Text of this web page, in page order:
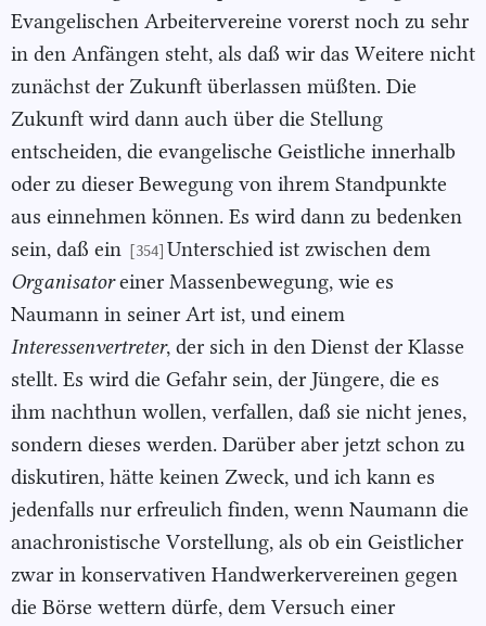
Evangelischen Arbeitervereine vorerst noch zu sehr
in den Anfängen steht, als daß wir das Weitere nicht
zunächst der Zukunft überlassen müßten. Die
Zukunft wird dann auch über die Stellung
entscheiden, die evangelische Geistliche innerhalb
oder zu dieser Bewegung von ihrem Standpunkte
aus einnehmen können. Es wird dann zu bedenken
sein, daß ein [354] Unterschied ist zwischen dem
Organisatoreiner Massenbewegung, wie es
Naumann in seiner Art ist, und einem
Interessenvertreter, der sich in den Dienst der Klasse
stellt. Es wird die Gefahr sein, der Jüngere, die es
ihm nachthun wollen, verfallen, daß sie nicht jenes,
sondern dieses werden. Darüber aber jetzt schon zu
diskutiren, hätte keinen Zweck, und ich kann es
jedenfalls nur erfreulich finden, wenn Naumann die
anachronistische Vorstellung, als ob ein Geistlicher
zwar in konservativen Handwerkervereinen gegen
die Börse wettern dürfe, dem Versuch einer